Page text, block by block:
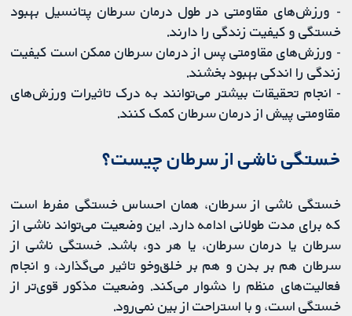
- ورزش‌های مقاومتی در طول درمان سرطان پتانسیل بهبود
خستگی و کیفیت زندگی را دارند.
- ورزش‌های مقاومتی پس از درمان سرطان ممکن است کیفیت
زندگی را اندکی بهبود بخشند.
- انجام تحقیقات بیشتر می‌توانند به درک تاثیرات ورزش‌های
مقاومتی پیش از درمان سرطان کمک کنند.
خستگی ناشی از سرطان چیست؟
خستگی ناشی از سرطان، همان احساس خستگی مفرط است
که برای مدت طولانی ادامه دارد. این وضعیت می‌تواند ناشی از
سرطان یا درمان سرطان، یا هر دو، باشد. خستگی ناشی از
سرطان هم بر بدن و هم بر خلق‌وخو تاثیر می‌گذارد، و انجام
فعالیت‌های منظم را دشوار می‌کند. وضعیت مذکور قوی‌تر از
خستگی است، و با استراحت از بین نمی‌رود.